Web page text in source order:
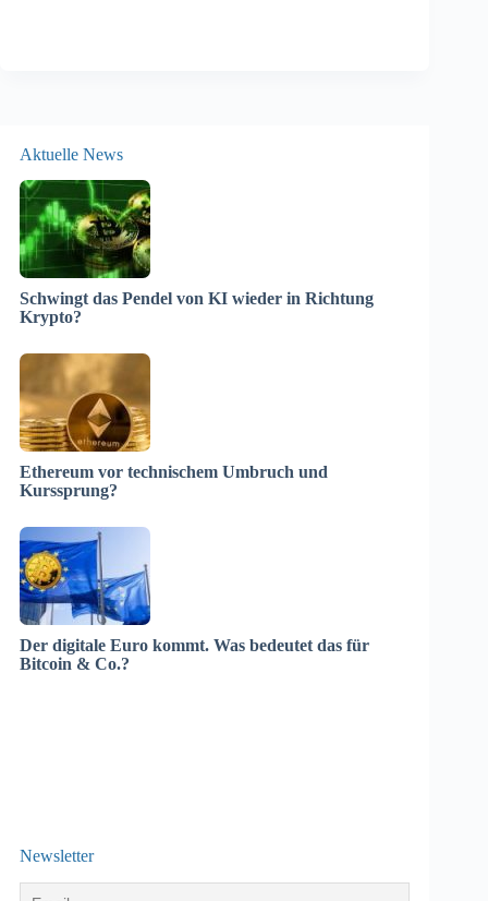
Aktuelle News
Schwingt das Pendel von KI wieder in Richtung
Krypto?
Ethereum vor technischem Umbruch und
Kurssprung?
Der digitale Euro kommt. Was bedeutet das für
Bitcoin & Co.?
Newsletter